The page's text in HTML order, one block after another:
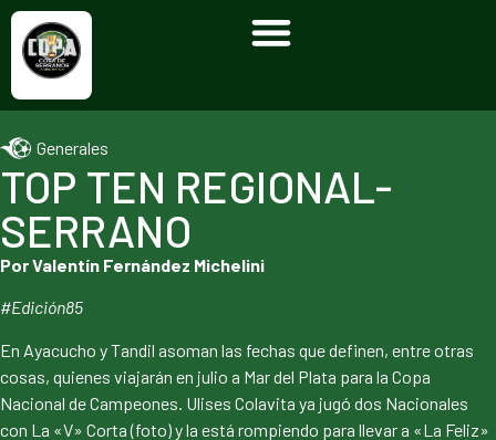
Generales
TOP TEN REGIONAL-
SERRANO
Por Valentín Fernández Michelini
#Edición85
En Ayacucho y Tandil asoman las fechas que definen, entre otras
cosas, quienes viajarán en julio a Mar del Plata para la Copa
Nacional de Campeones. Ulises Colavita ya jugó dos Nacionales
con La «V» Corta (foto) y la está rompiendo para llevar a «La Feliz»